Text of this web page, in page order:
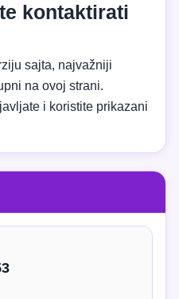
kontaktirati
sajta, najvažniji
na ovoj strani.
i koristite prikazani